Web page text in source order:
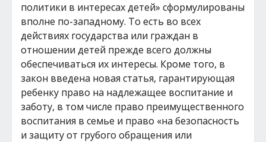
политики в интересах детей» сформулированы
вполне по-западному. То есть во всех
действиях государства или граждан в
отношении детей прежде всего должны
обеспечиваться их интересы. Кроме того, в
закон введена новая статья, гарантирующая
ребенку право на надлежащее воспитание и
заботу, в том числе право преимущественного
воспитания в семье и право «на безопасность
и защиту от грубого обращения или